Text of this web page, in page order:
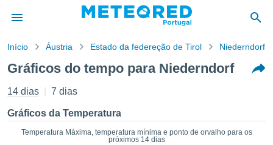
da
foi
por
para
que as
Início Áustria Estado da federeção de Tirol Niederndorf
Gráficos do tempo para Niederndorf
14 dias 7 dias
Gráficos da Temperatura
Temperatura Máxima, temperatura mínima e ponto de orvalho para os
próximos 14 dias